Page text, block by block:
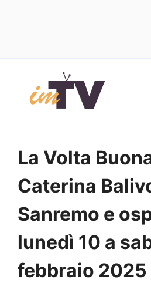
contenuto
La Volta
Caterina
Sanremo e
lunedì 10 a
febbraio 2025